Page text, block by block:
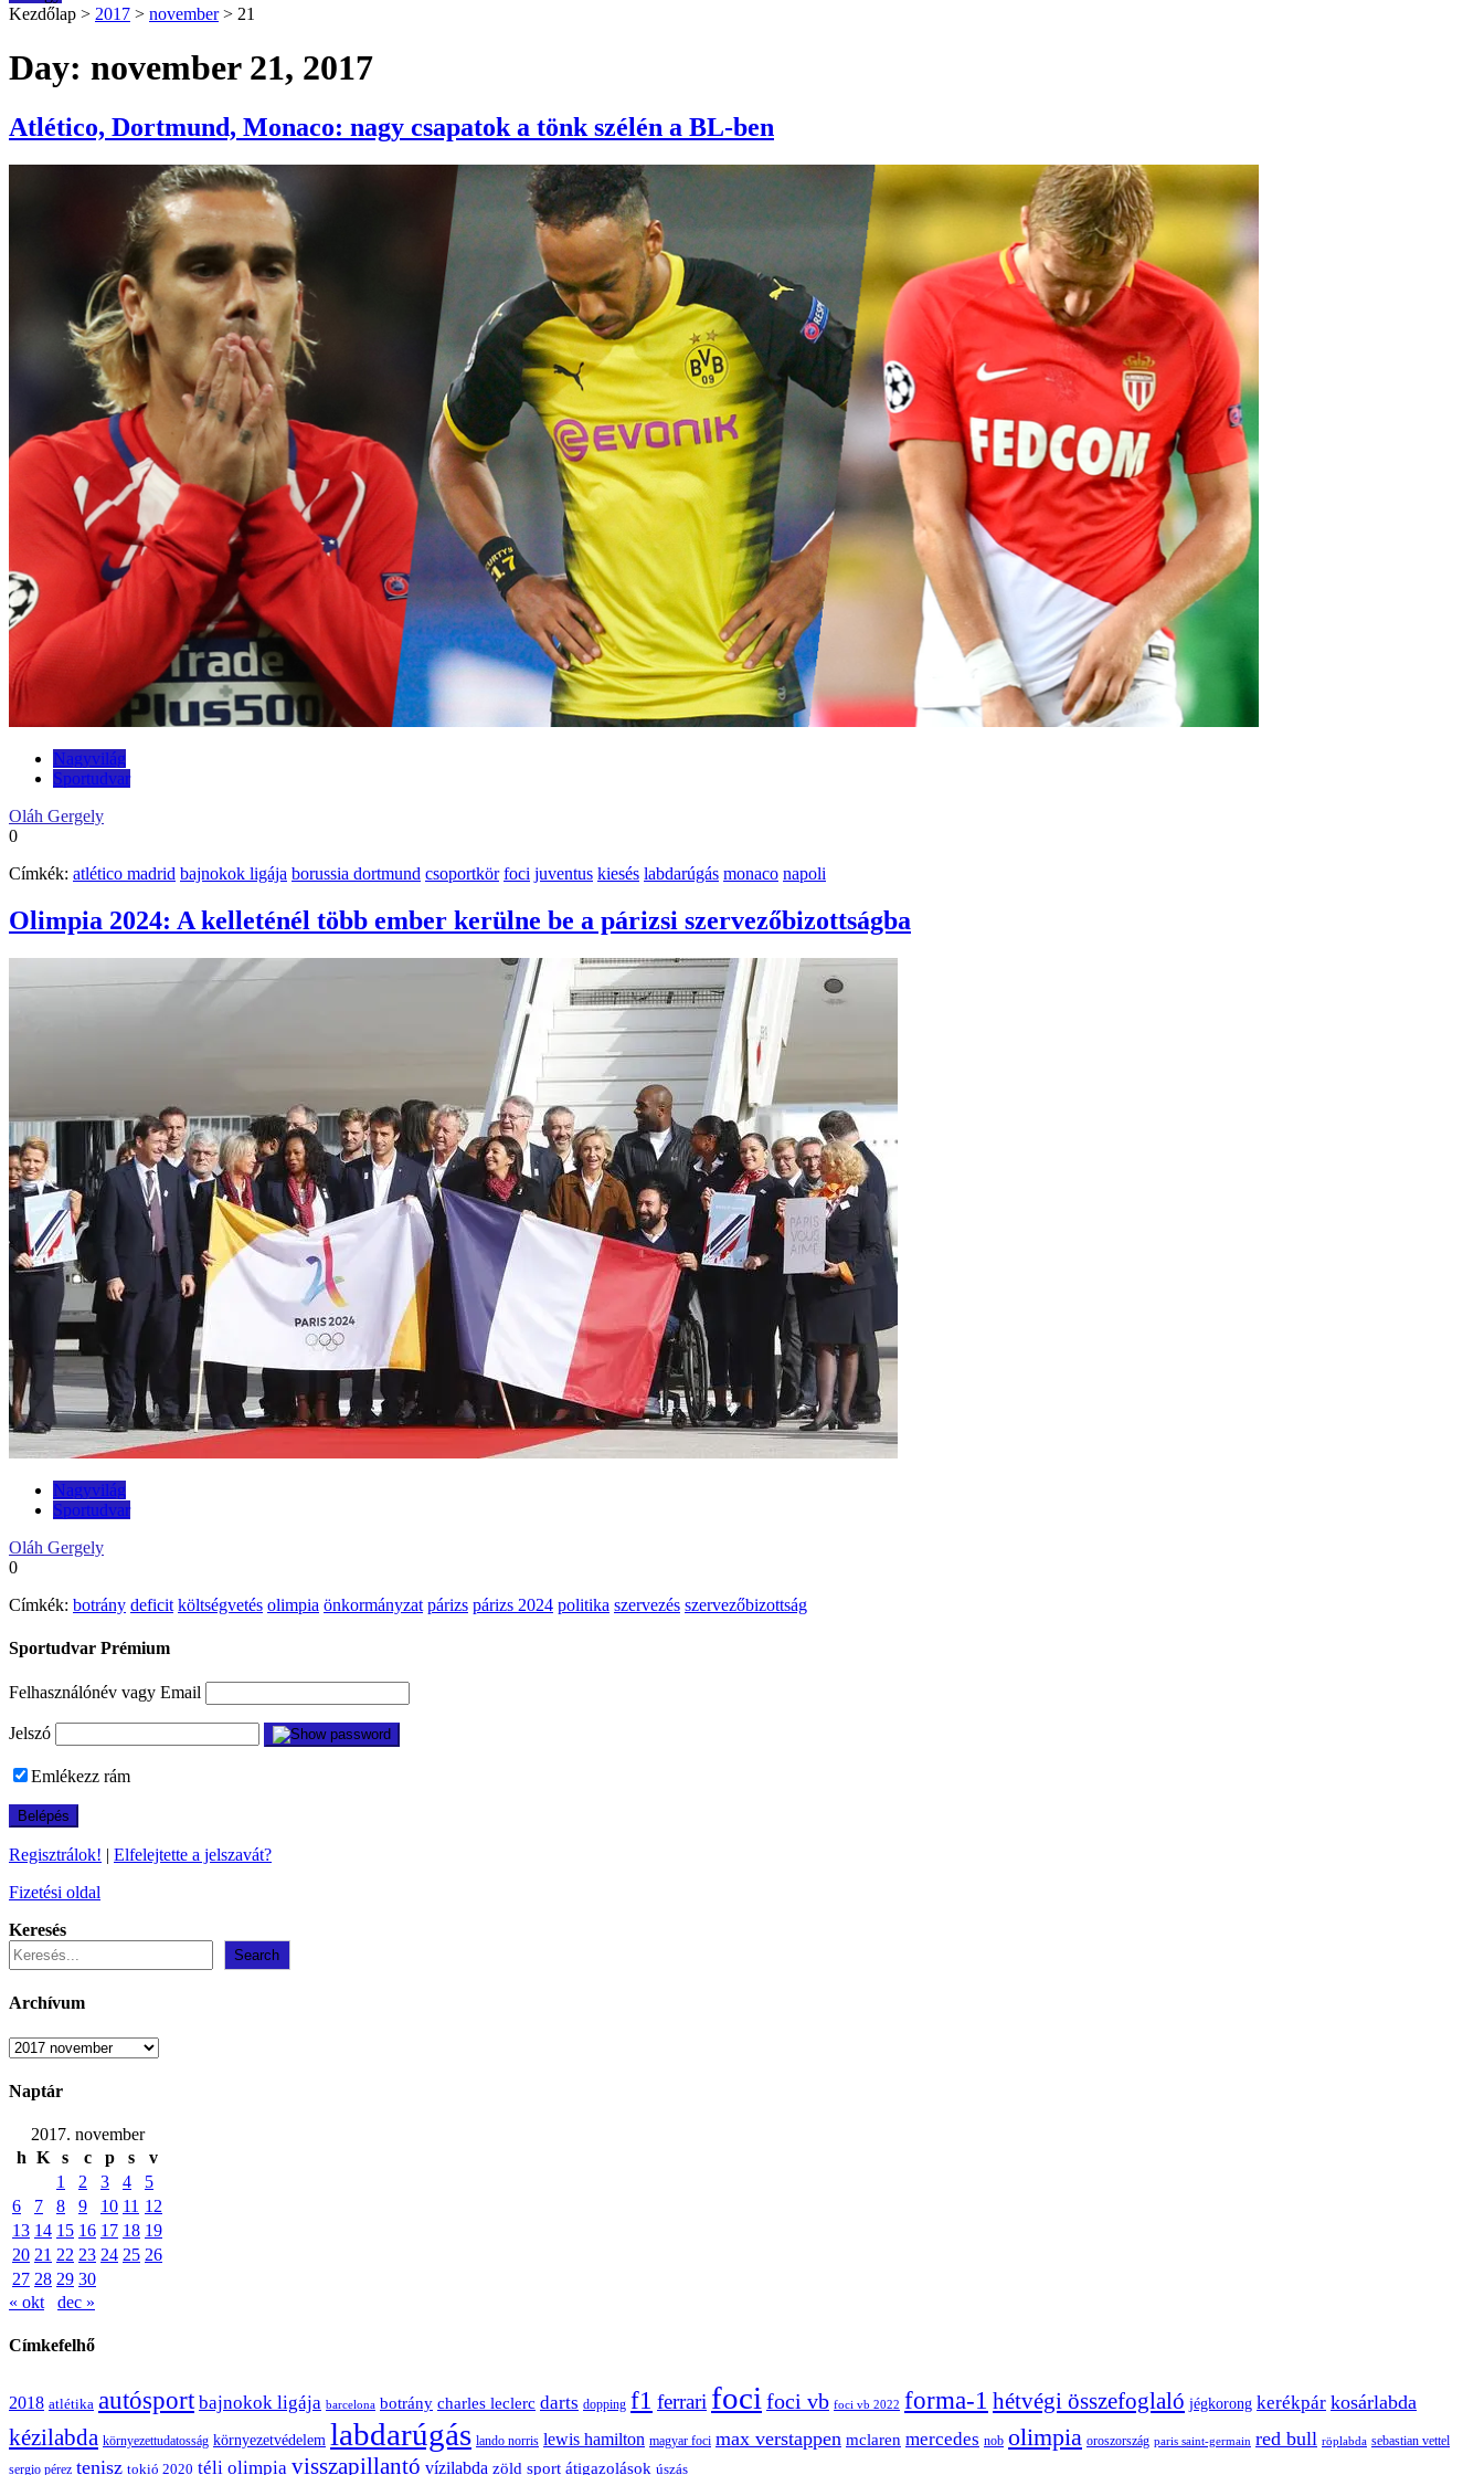
Kezdőlap > 2017 > november > 21
Day: november 21, 2017
Atlético, Dortmund, Monaco: nagy csapatok a tönk szélén a BL-ben
Nagyvilág
Sportudvar
Oláh Gergely
0
Címkék: atlético madrid bajnokok ligája borussia dortmund csoportkör foci juventus kiesés labdarúgás monaco napoli
Olimpia 2024: A kelleténél több ember kerülne be a párizsi szervezőbizottságba
Nagyvilág
Sportudvar
Oláh Gergely
0
Címkék: botrány deficit költségvetés olimpia önkormányzat párizs párizs 2024 politika szervezés szervezőbizottság
Sportudvar Prémium
Felhasználónév vagy Email
Jelszó
Emlékezz rám
Regisztrálok! | Elfelejtette a jelszavát?
Fizetési oldal
Keresés
Search
Archívum
Archívum
Naptár
2017. november
h K s c p s
v
1
2 3 4
5
6
7 8 9 10 11 12
13 14 15 16 17 18 19
20 21 22 23 24 25 26
27 28 29 30
« okt
dec »
Címkefelhő
2018 atlétika autósport bajnokok ligája barcelona botrány charles leclerc darts dopping f1 ferrari foci foci vb foci vb 2022 forma-1 hétvégi összefoglaló jégkorong kerékpár kosárlabda
kézilabda környezettudatosság környezetvédelem labdarúgás lando norris lewis hamilton magyar foci max verstappen mclaren mercedes nob olimpia oroszország paris saint-germain red bull röplabda sebastian vettel
sergio pérez tenisz tokió 2020 téli olimpia visszapillantó vízilabda zöld sport átigazolások úszás